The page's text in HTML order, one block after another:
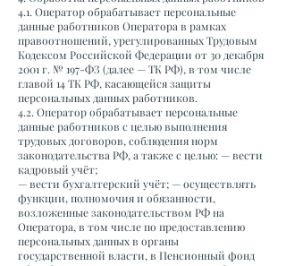
4.1. Оператор обрабатывает персональные
данные работников Оператора в рамках
правоотношений, урегулированных Трудовым
Кодексом Российской Федерации от 30 декабря
2001 г. № 197-ФЗ (далее — ТК РФ), в том числе
главой 14 ТК РФ, касающейся защиты
персональных данных работников.
4.2. Оператор обрабатывает персональные
данные работников с целью выполнения
трудовых договоров, соблюдения норм
законодательства РФ, а также с целью: — вести
кадровый учёт;
— вести бухгалтерский учёт; — осуществлять
функции, полномочия и обязанности,
возложенные законодательством РФ на
Оператора, в том числе по предоставлению
персональных данных в органы
государственной власти, в Пенсионный фонд